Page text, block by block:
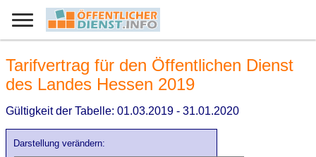
Darstellung verändern:
Tarifvertrag für den Öffentlichen Dienst
des Landes Hessen 2019
Gültigkeit der Tabelle: 01.03.2019 - 31.01.2020